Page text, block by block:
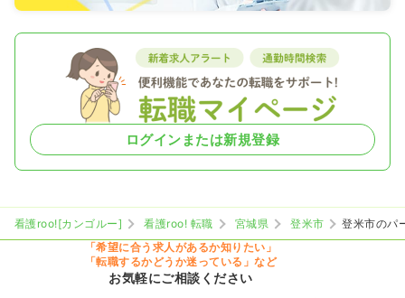
ログインまたは新規登録
看護roo![カンゴルー] 看護roo! 転職 宮城県 登米市
登米市のパ
「希望に合う求人があるか知りたい」
「転職するかどうか迷っている」など
お気軽にご相談ください